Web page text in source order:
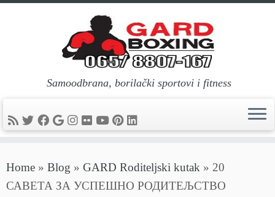
to
content
Samoodbrana, borilački sportovi i fitness
Home » Blog » GARD Roditeljski kutak » 20
САВЕТА ЗА УСПЕШНО РОДИТЕЉСТВО